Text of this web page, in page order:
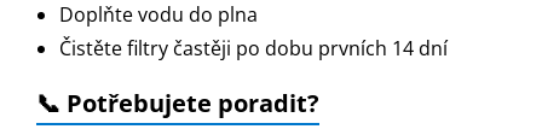
Doplňte vodu do plna
Čistěte filtry častěji po dobu prvních 14 dní
📞 Potřebujete poradit?